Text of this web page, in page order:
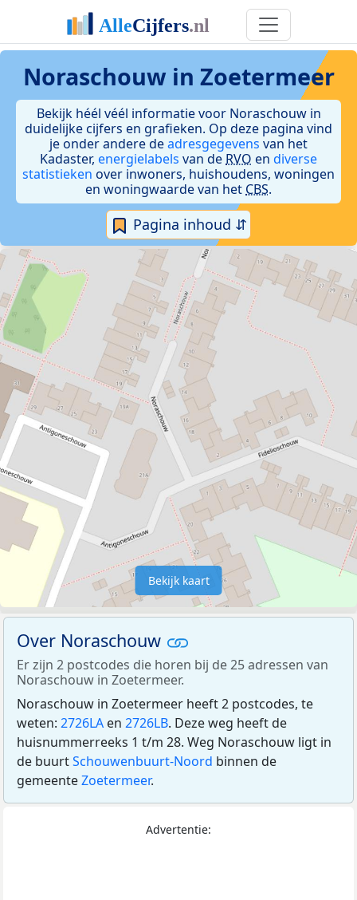
Noraschouw in Zoetermeer
Bekijk héél véél informatie voor Noraschouw in
duidelijke cijfers en grafieken. Op deze pagina vind
je onder andere deadresgegevens van het
Kadaster, energielabels van de RVO en diverse
statistieken over inwoners, huishoudens, woningen
en woningwaarde van het CBS.
Pagina inhoud ⇵
Bekijk kaart
Over Noraschouw
Er zijn 2 postcodes die horen bij de 25 adressen van
Noraschouw in Zoetermeer.
Noraschouw in Zoetermeer heeft 2 postcodes, te
weten: 2726LA en 2726LB. Deze weg heeft de
huisnummerreeks 1 t/m 28. Weg Noraschouw ligt in
de buurtSchouwenbuurt-Noord binnen de
gemeenteZoetermeer.
Advertentie: